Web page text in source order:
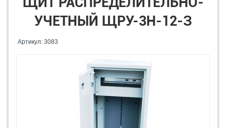
УЧЕТНЫЙ ЩРУ-3Н-12-З
Артикул: 3083